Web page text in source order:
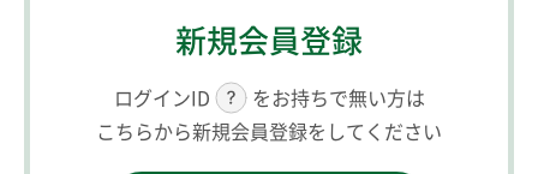
新規会員登録
ログインID
をお持ちで無い方は
こちらから新規会員登録をしてください